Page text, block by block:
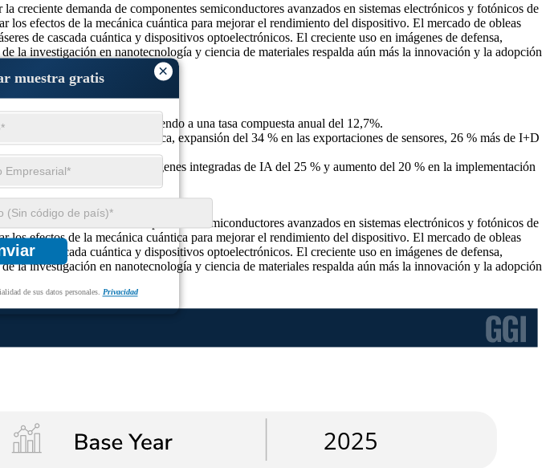
×
muestra gratis
de sus datos personales. Privacidad
demanda de componentes semiconductores avanzados en sistemas electrónicos y fotónicos de
los efectos de la mecánica cuántica para mejorar el rendimiento del dispositivo. El mercado de obleas
de cascada cuántica y dispositivos optoelectrónicos. El creciente uso en imágenes de defensa,
la investigación en nanotecnología y ciencia de materiales respalda aún más la innovación y la adopción
de dólares en 2033, creciendo a una tasa compuesta anual del 12,7%.
en la financiación de la fotónica, expansión del 34 % en las exportaciones de sensores, 26 % más de I+D
crecimiento de imágenes integradas de IA del 25 % y aumento del 20 % en la implementación
demanda de componentes semiconductores avanzados en sistemas electrónicos y fotónicos de
los efectos de la mecánica cuántica para mejorar el rendimiento del dispositivo. El mercado de obleas
de cascada cuántica y dispositivos optoelectrónicos. El creciente uso en imágenes de defensa,
la investigación en nanotecnología y ciencia de materiales respalda aún más la innovación y la adopción